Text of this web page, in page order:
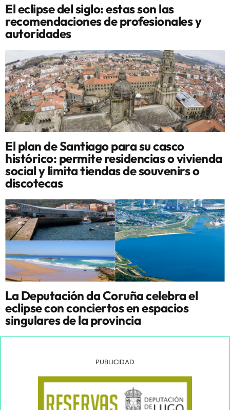
El eclipse del siglo: estas son las
recomendaciones de profesionales y
autoridades
El plan de Santiago para su casco
histórico: permite residencias o vivienda
social y limita tiendas de souvenirs o
discotecas
La Deputación da Coruña celebra el
eclipse con conciertos en espacios
singulares de la provincia
PUBLICIDAD